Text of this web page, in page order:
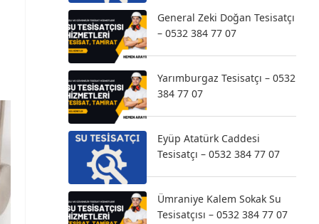
General Zeki Doğan Tesisatçı
– 0532 384 77 07
Yarımburgaz Tesisatçı – 0532
384 77 07
Eyüp Atatürk Caddesi
Tesisatçı – 0532 384 77 07
Ümraniye Kalem Sokak Su
Tesisatçısı – 0532 384 77 07